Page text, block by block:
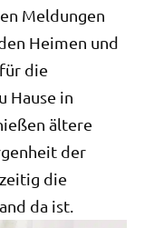
Meldungen
Heimen und
die
Hause in
ältere
der
die
da ist.